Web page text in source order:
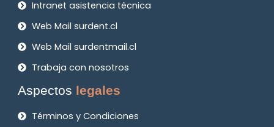
Intranet asistencia técnica
Web Mail surdent.cl
Web Mail surdentmail.cl
Trabaja con nosotros
Aspectos legales
Términos y Condiciones